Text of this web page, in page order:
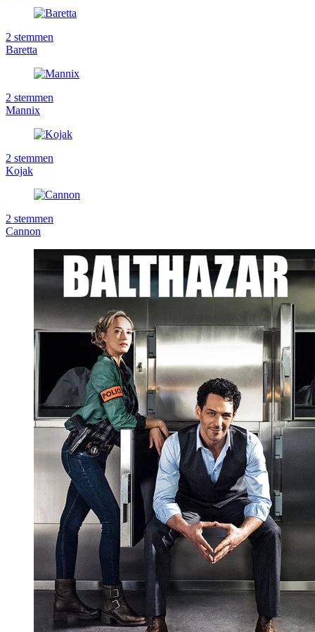
2 stemmen
Baretta
2 stemmen
Mannix
2 stemmen
Kojak
2 stemmen
Cannon